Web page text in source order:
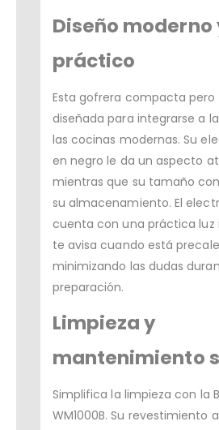
Diseño moderno
práctico
Esta gofrera compacta pero
diseñada para integrarse a
las cocinas modernas. Su
en negro le da un aspecto
mientras que su tamaño
su almacenamiento. El
cuenta con una práctica luz
te avisa cuando está
minimizando las dudas
preparación.
Limpieza y
mantenimiento
Simplifica la limpieza con la
WM1000B. Su revestimiento